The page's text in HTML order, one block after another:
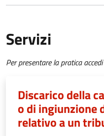
Servizi
Per presentare la pratica
Discarico della
o di ingiunzione
relativo a un